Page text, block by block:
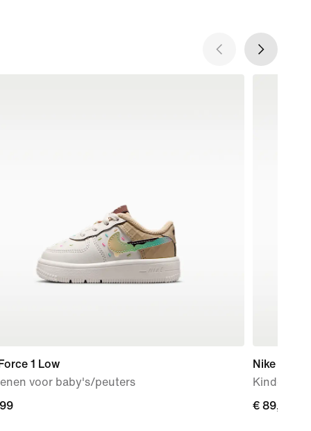
1 Low
voor baby's/peuters
Nike P-
€ 89,99
€ 89,99